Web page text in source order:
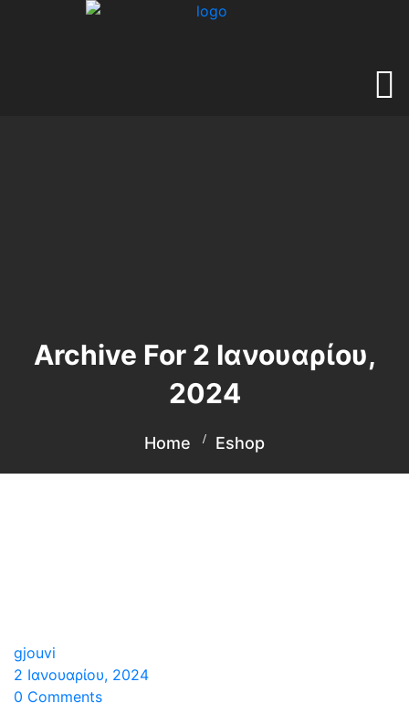
Archive For 2 Ιανουαρίου,
2024
Home Eshop
gjouvi
2 Ιανουαρίου, 2024
0 Comments